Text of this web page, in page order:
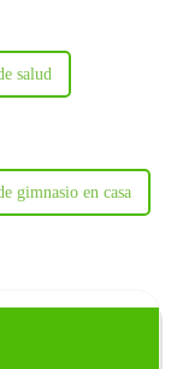
salud
gimnasio en casa